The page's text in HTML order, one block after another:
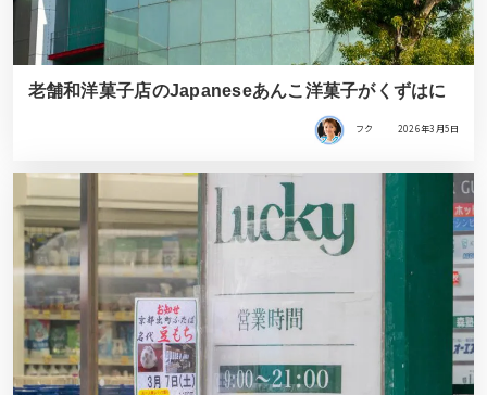
老舗和洋菓子店のJapaneseあんこ洋菓子がくずはに
フク 2026年3月5日